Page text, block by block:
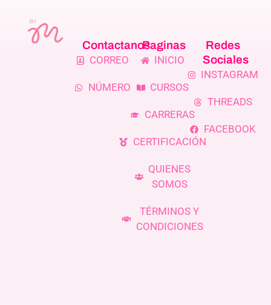
Contactanos
CORREO
NÚMERO
Paginas
INICIO
CURSOS
CARRERAS
CERTIFICACIÓN
QUIENES
SOMOS
TÉRMINOS Y
CONDICIONES
Redes
Sociales
INSTAGRAM
THREADS
FACEBOOK